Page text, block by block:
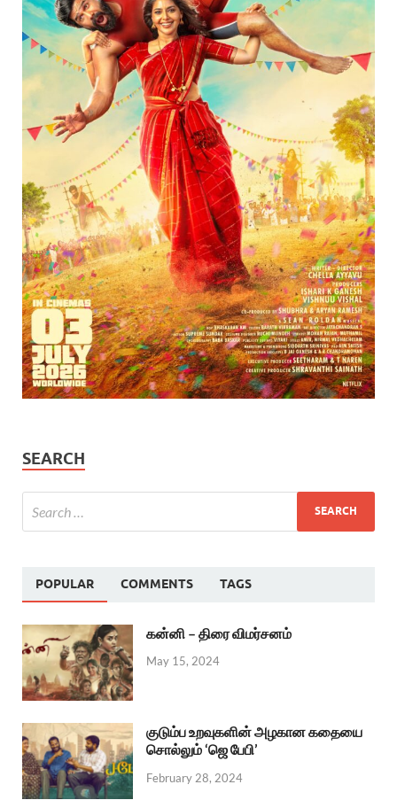
SEARCH
POPULAR COMMENTS TAGS
கன்னி – திரை விமர்சனம்
May 15, 2024
குடும்ப உறவுகளின் அழகான கதையை
சொல்லும் ‘ஜெ பேபி’
February 28, 2024